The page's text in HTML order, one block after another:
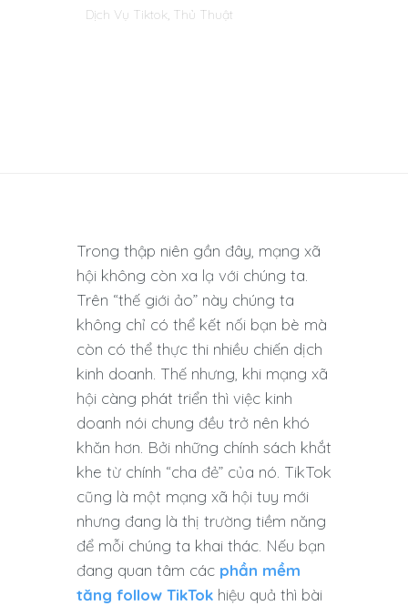
Dịch Vụ Tiktok, Thủ Thuật
Trong thập niên gần đây, mạng xã
hội không còn xa lạ với chúng ta.
Trên “thế giới ảo” này chúng ta
không chỉ có thể kết nối bạn bè mà
còn có thể thực thi nhiều chiến dịch
kinh doanh. Thế nhưng, khi mạng xã
hội càng phát triển thì việc kinh
doanh nói chung đều trở nên khó
khăn hơn. Bởi những chính sách khắt
khe từ chính “cha đẻ” của nó. TikTok
cũng là một mạng xã hội tuy mới
nhưng đang là thị trường tiềm năng
để mỗi chúng ta khai thác. Nếu bạn
đang quan tâm các phần mềm
tăng follow TikTok hiệu quả thì bài